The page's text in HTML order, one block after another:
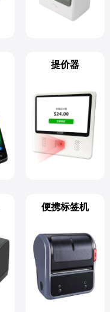
提价器
便携标签机